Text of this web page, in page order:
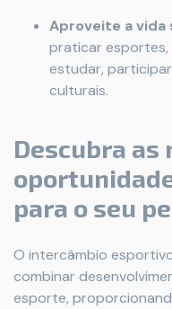
Aproveite a vida
praticar
estudar,
culturais.
Descubra as
para o seu
O intercâmbio
combinar
esporte,